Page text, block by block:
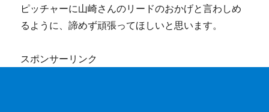
ピッチャーに山崎さんのリードのおかげと言わしめ
るように、諦めず頑張ってほしいと思います。
スポンサーリンク